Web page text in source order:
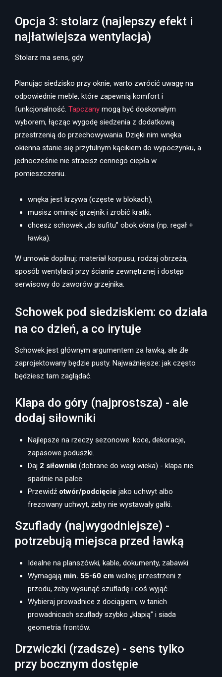
Opcja 3: stolarz (najlepszy efekt i
najłatwiejsza wentylacja)
Stolarz ma sens, gdy:
Planując siedzisko przy oknie, warto zwrócić uwagę na
odpowiednie meble, które zapewnią komfort i
funkcjonalność. Tapczany mogą być doskonałym
wyborem, łącząc wygodę siedzenia z dodatkową
przestrzenią do przechowywania. Dzięki nim wnęka
okienna stanie się przytulnym kącikiem do wypoczynku, a
jednocześnie nie stracisz cennego ciepła w
pomieszczeniu.
wnęka jest krzywa (częste w blokach),
musisz ominąć grzejnik i zrobić kratki,
chcesz schowek „do sufitu” obok okna (np. regał +
ławka).
W umowie dopilnuj: materiał korpusu, rodzaj obrzeża,
sposób wentylacji przy ścianie zewnętrznej i dostęp
serwisowy do zaworów grzejnika.
Schowek pod siedziskiem: co działa
na co dzień, a co irytuje
Schowek jest głównym argumentem za ławką, ale źle
zaprojektowany będzie pusty. Najważniejsze: jak często
będziesz tam zaglądać.
Klapa do góry (najprostsza) - ale
dodaj siłowniki
Najlepsze na rzeczy sezonowe: koce, dekoracje,
zapasowe poduszki.
Daj 2 siłowniki (dobrane do wagi wieka) - klapa nie
spadnie na palce.
Przewidź otwór/podcięcie jako uchwyt albo
frezowany uchwyt, żeby nie wystawały gałki.
Szuflady (najwygodniejsze) -
potrzebują miejsca przed ławką
Idealne na planszówki, kable, dokumenty, zabawki.
Wymagają min. 55-60 cm wolnej przestrzeni z
przodu, żeby wysunąć szufladę i coś wyjąć.
Wybieraj prowadnice z dociągiem; w tanich
prowadnicach szuflady szybko „klapią” i siada
geometria frontów.
Drzwiczki (rzadsze) - sens tylko
przy bocznym dostępie